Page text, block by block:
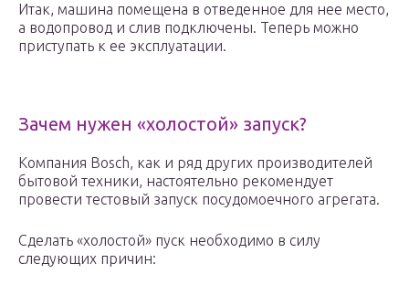
Итак, машина помещена в отведенное для нее место,
а водопровод и слив подключены. Теперь можно
приступать к ее эксплуатации.
Зачем нужен «холостой» запуск?
Компания Bosch, как и ряд других производителей
бытовой техники, настоятельно рекомендует
провести тестовый запуск посудомоечного агрегата.
Сделать «холостой» пуск необходимо в силу
следующих причин: